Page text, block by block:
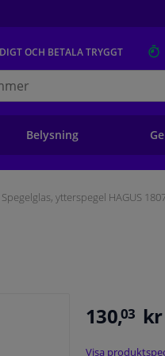
OCH BETALA TRYGGT
Belysning
Spegelglas, ytterspegel HAGUS
130,03 kr
Visa